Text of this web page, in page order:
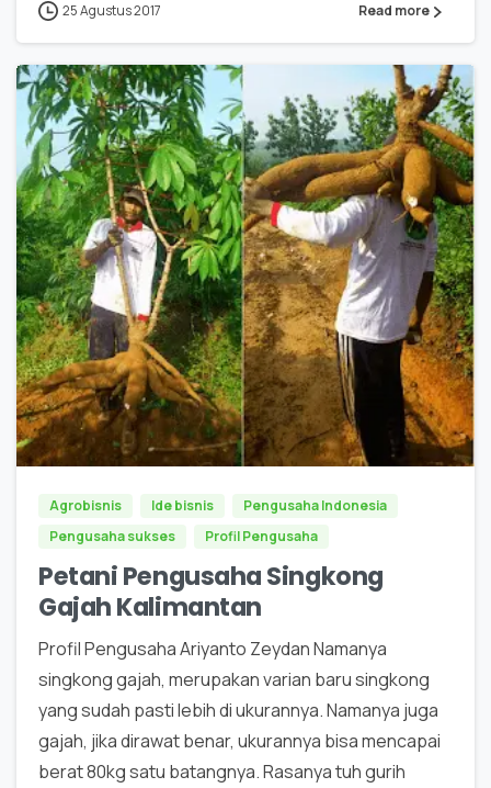
25 Agustus 2017 Read more
0
Agrobisnis Ide bisnis
Pengusaha Indonesia
Pengusaha sukses
Profil Pengusaha
Petani Pengusaha Singkong
Gajah Kalimantan
Profil Pengusaha Ariyanto Zeydan Namanya
singkong gajah, merupakan varian baru singkong
yang sudah pasti lebih di ukurannya. Namanya juga
gajah, jika dirawat benar, ukurannya bisa mencapai
berat 80kg satu batangnya. Rasanya tuh gurih